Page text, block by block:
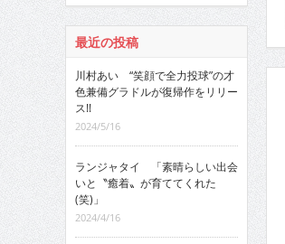
最近の投稿
川村あい “笑顔で全力投球”の才
色兼備グラドルが復帰作をリリー
ス!!
2024/5/16
ランジャタイ 「素晴らしい出会
いと〝癒着〟が育ててくれた
(笑)」
2024/4/16